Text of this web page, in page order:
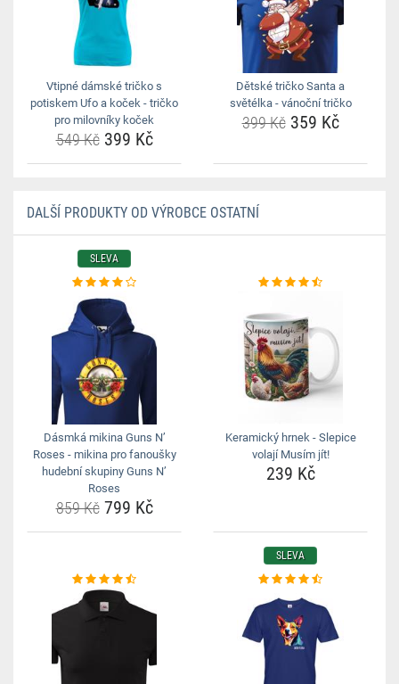
Vtipné dámské tričko s
potiskem Ufo a koček - tričko
pro milovníky koček
549 Kč399 Kč
Dětské tričko Santa a
světélka - vánoční tričko
399 Kč359 Kč
DALŠÍ PRODUKTY OD VÝROBCE OSTATNÍ
SLEVA
Dásmká mikina Guns N’
Roses - mikina pro fanoušky
hudební skupiny Guns N’
Roses
859 Kč799 Kč
Keramický hrnek - Slepice
volají Musím jít!
239 Kč
SLEVA